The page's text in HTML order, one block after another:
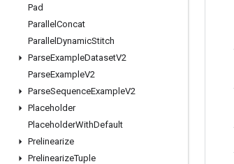
Pad
Parallel Concat
Parallel DynamicStitch
ParseExampleDatasetV2
ParseExampleV2
ParseSequenceExampleV2
Placeholder
PlaceholderWithDefault
Prelinearize
PrelinearizeTuple